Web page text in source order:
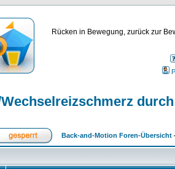
Rücken in Bewegung, zurück zur
Back-and-Motion Foren-Übersicht